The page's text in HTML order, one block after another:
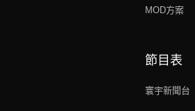
MOD方案
節目表
寰宇新聞台